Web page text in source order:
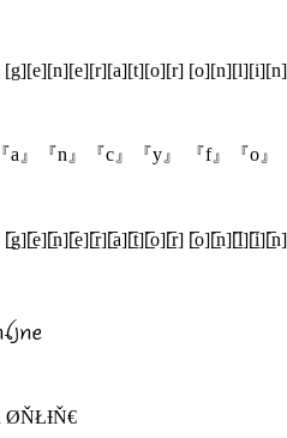
a』『n』『c』『y』 『f』『o